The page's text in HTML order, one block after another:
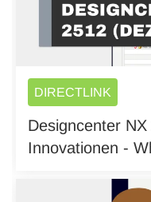
DIRECTLINK
Designcenter
Innovationen -